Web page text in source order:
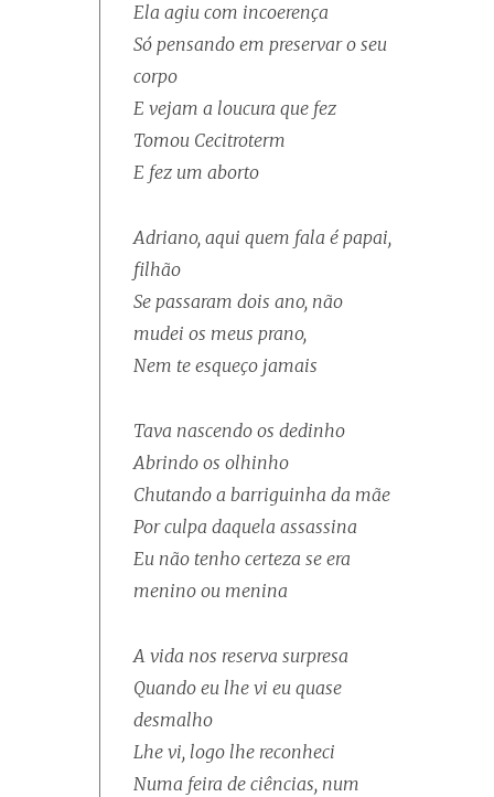
Ela agiu com incoerença
Só pensando em preservar o seu
corpo
E vejam a loucura que fez
Tomou Cecitroterm
E fez um aborto
Adriano, aqui quem fala é papai,
filhão
Se passaram dois ano, não
mudei os meus prano,
Nem te esqueço jamais
Tava nascendo os dedinho
Abrindo os olhinho
Chutando a barriguinha da mãe
Por culpa daquela assassina
Eu não tenho certeza se era
menino ou menina
A vida nos reserva surpresa
Quando eu lhe vi eu quase
desmalho
Lhe vi, logo lhe reconheci
Numa feira de ciências, num